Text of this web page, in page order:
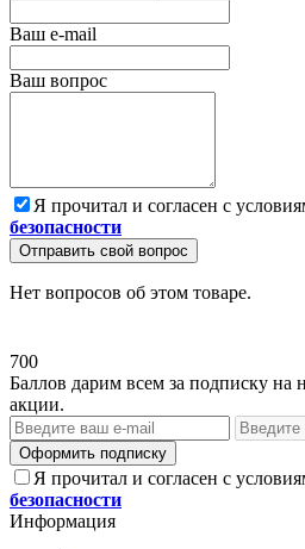
Ваш e-mail
Ваш вопрос
Я прочитал и согласен с
безопасности
Отправить свой вопрос
Нет вопросов об этом товаре.
700
Баллов дарим всем за подписку
акции.
Оформить подписку
Я прочитал и согласен с
безопасности
Информация